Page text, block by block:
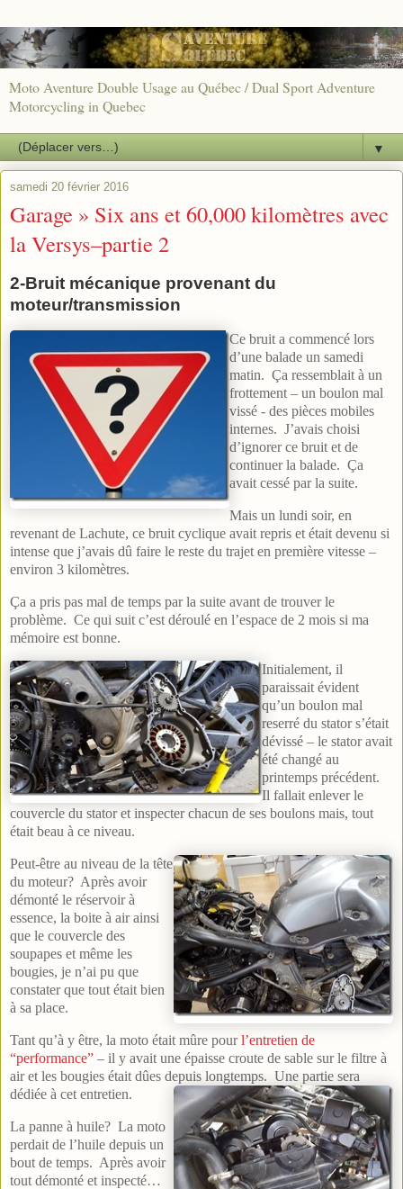
Moto Aventure Double Usage au Québec / Dual Sport Adventure
Motorcycling in Quebec
▼
samedi 20 février 2016
Garage » Six ans et 60,000 kilomètres avec
la Versys–partie 2
2-Bruit mécanique provenant du
moteur/transmission
Ce bruit a commencé lors
d’une balade un samedi
matin. Ça ressemblait à un
frottement – un boulon mal
vissé - des pièces mobiles
internes. J’avais choisi
d’ignorer ce bruit et de
continuer la balade. Ça
avait cessé par la suite.
Mais un lundi soir, en
revenant de Lachute, ce bruit cyclique avait repris et était devenu si
intense que j’avais dû faire le reste du trajet en première vitesse –
environ 3 kilomètres.
Ça a pris pas mal de temps par la suite avant de trouver le
problème. Ce qui suit c’est déroulé en l’espace de 2 mois si ma
mémoire est bonne.
Initialement, il
paraissait évident
qu’un boulon mal
reserré du stator s’était
dévissé – le stator avait
été changé au
printemps précédent.
Il fallait enlever le
couvercle du stator et inspecter chacun de ses boulons mais, tout
était beau à ce niveau.
Peut-être au niveau de la tête
du moteur? Après avoir
démonté le réservoir à
essence, la boite à air ainsi
que le couvercle des
soupapes et même les
bougies, je n’ai pu que
constater que tout était bien
à sa place.
Tant qu’à y être, la moto était mûre pourl’entretien de
“performance” – il y avait une épaisse croute de sable sur le filtre à
air et les bougies était dûes depuis longtemps. Une partie sera
dédiée à cet entretien.
La panne à huile? La moto
perdait de l’huile depuis un
bout de temps. Après avoir
tout démonté et inspecté…